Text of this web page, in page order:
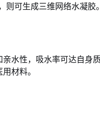
可生成三维网络水凝胶。
水性，吸水率可达自身质
材料。